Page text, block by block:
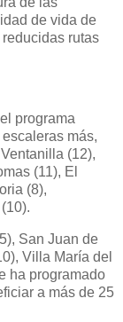
de vida de
rutas
programa
más,
(12),
(11), El
(8),
San Juan de
Villa María del
ha programado
a más de 25